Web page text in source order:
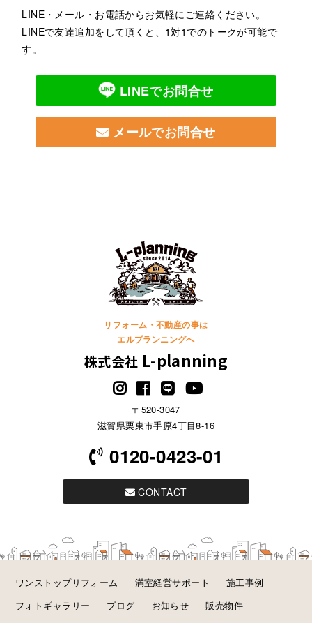
LINE・メール・お電話からお気軽にご連絡ください。
LINEで友達追加をして頂くと、1対1でのトークが可能で
す。
LINEでお問合せ
メールでお問合せ
リフォーム・不動産の事は
エルプランニングへ
株式会社 L-planning
〒520-3047
滋賀県栗東市手原4丁目8-16
0120-0423-01
CONTACT
ワンストップリフォーム 満室経営サポート
施工事例
フォトギャラリー
ブログ お知らせ
販売物件